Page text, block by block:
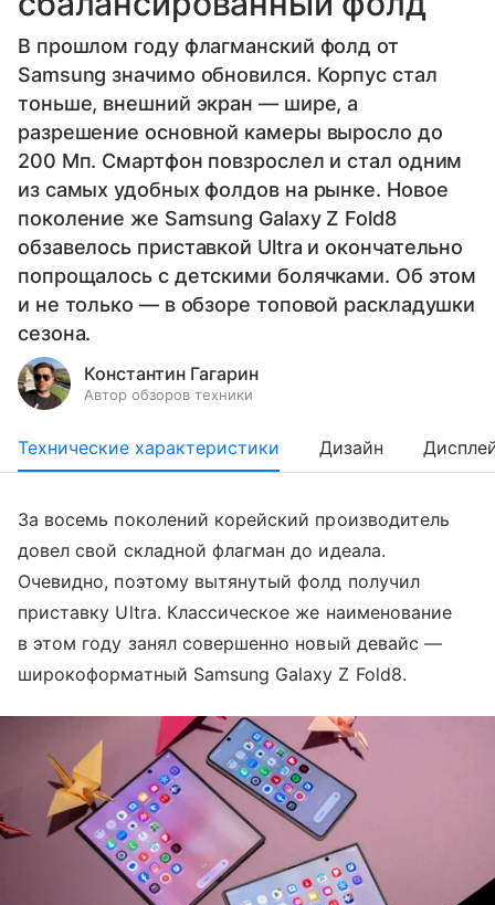
В прошлом году флагманский фолд от
Samsung значимо обновился. Корпус стал
тоньше, внешний экран — шире, а
разрешение основной камеры выросло до
200 Мп. Смартфон повзрослел и стал одним
из самых удобных фолдов на рынке. Новое
поколение же Samsung Galaxy Z Fold8
обзавелось приставкой Ultra и окончательно
попрощалось с детскими болячками. Об этом
и не только — в обзоре топовой раскладушки
сезона.
Константин Гагарин
Автор обзоров техники
Технические характеристики Дизайн
За восемь поколений корейский производитель
довел свой складной флагман до идеала.
Очевидно, поэтому вытянутый фолд получил
приставку Ultra. Классическое же наименование
в этом году занял совершенно новый девайс —
широкоформатный Samsung Galaxy Z Fold8.